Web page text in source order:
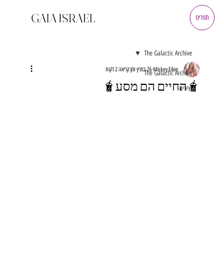
GAIA ISRAEL תפריט
The Galactic Archive
שירים
The Galactic Archive
🧋החיים הם מסע🧋
Mickey Eilon 26 במרץ זמן קריאה 2 דקות